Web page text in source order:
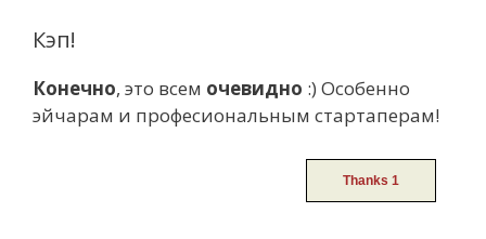
Кэп!
Конечно, это всем очевидно :) Особенно
эйчарам и професиональным стартаперам!